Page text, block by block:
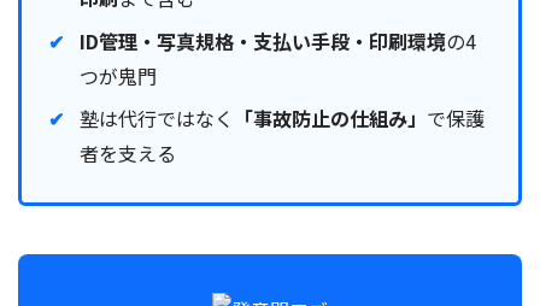
ID管理・写真規格・支払い手段・印刷環境の4
つが鬼門
塾は代行ではなく 「事故防止の仕組み」 で保護
者を支える